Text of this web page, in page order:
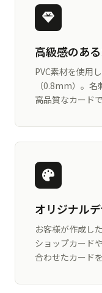
高級感のあ
PVC素材を使用
（0.8mm）。
高品質なカードで
オリジナル
お客様が作成し
ショップカード
合わせたカード